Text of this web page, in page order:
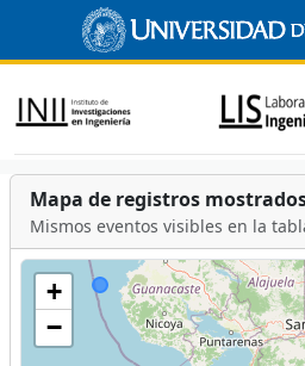
Mapa de registros
Mismos eventos visibles en la
+
−